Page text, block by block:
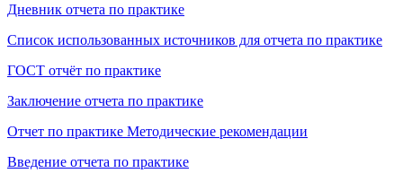
Дневник отчета по практике
Список использованных источников для отчета по практике
ГОСТ отчёт по практике
Заключение отчета по практике
Отчет по практике Методические рекомендации
Введение отчета по практике